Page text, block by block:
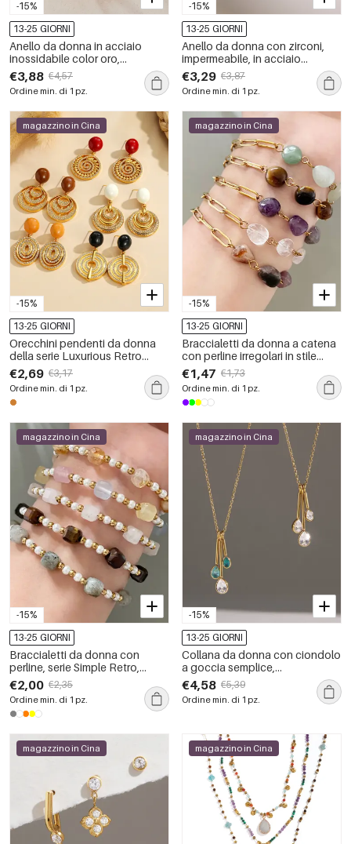
-15%
13-25 GIORNI
Anello da donna in acciaio
inossidabile color oro,
impermeabile, con zirconi e
forma geometrica semplice.
€3,88 €4,57
Ordine min. di 1 pz.
-15%
13-25 GIORNI
Anello da donna con zirconi,
impermeabile, in acciaio
inossidabile color oro, con
nappa a goccia e pietre
preziose.
€3,29 €3,87
Ordine min. di 1 pz.
-15%
magazzino in Cina
13-25 GIORNI
Orecchini pendenti da donna
della serie Luxurious Retro
Circle in acciaio inossidabile
impermeabile color oro.
€2,69 €3,17
Ordine min. di 1 pz.
-15%
magazzino in Cina
13-25 GIORNI
Braccialetti da donna a catena
con perline irregolari in stile
retrò, in acciaio inossidabile,
impermeabili, color oro, con
pietre naturali, serie Simple.
€1,47 €1,73
Ordine min. di 1 pz.
-15%
magazzino in Cina
13-25 GIORNI
Braccialetti da donna con
perline, serie Simple Retro,
colore sfumato, pietre naturali,
colore oro.
€2,00 €2,35
Ordine min. di 1 pz.
-15%
magazzino in Cina
13-25 GIORNI
Collana da donna con ciondolo
a goccia semplice,
impermeabile, color oro, con
zirconi, in acciaio inossidabile.
€4,58 €5,39
Ordine min. di 1 pz.
magazzino in Cina magazzino in Cina